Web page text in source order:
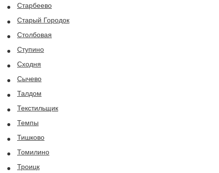
Старбеево
Старый Городок
Столбовая
Ступино
Сходня
Сычево
Талдом
Текстильщик
Темпы
Тишково
Томилино
Троицк